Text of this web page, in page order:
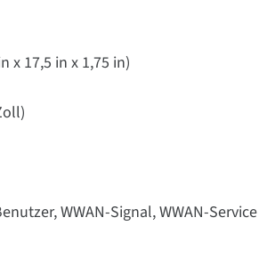
x 17,5 in x 1,75 in)
WWAN-Signal, WWAN-Service